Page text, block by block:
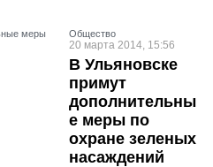
Общество
20 марта 2014, 15:56
В Ульяновске
примут
дополнительны
е меры по
охране зеленых
насаждений